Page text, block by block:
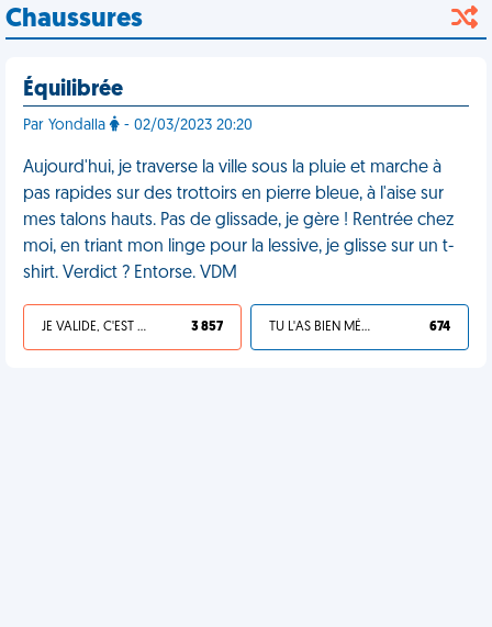
Chaussures
Équilibrée
Par Yondalla - 02/03/2023 20:20
Aujourd'hui, je traverse la ville sous la pluie et marche à
pas rapides sur des trottoirs en pierre bleue, à l'aise sur
mes talons hauts. Pas de glissade, je gère ! Rentrée chez
moi, en triant mon linge pour la lessive, je glisse sur un t-
shirt. Verdict ? Entorse. VDM
JE VALIDE, C'EST UNE VDM 3 857 TU L'AS BIEN MÉRITÉ 674